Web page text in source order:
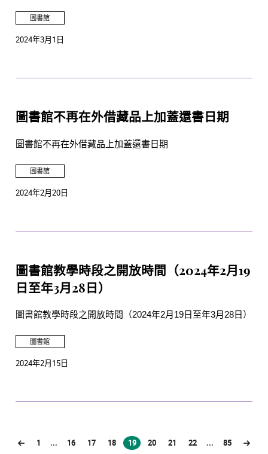
圖書館
2024年3月1日
圖書館不再在外借藏品上加蓋還書日期
圖書館不再在外借藏品上加蓋還書日期
圖書館
2024年2月20日
圖書館教學時段之開放時間（2024年2月19
日至年3月28日）
圖書館教學時段之開放時間（2024年2月19日至年3月28日）
圖書館
2024年2月15日
1 ... 16 17 18 19
(current)
20 21 22 ... 85